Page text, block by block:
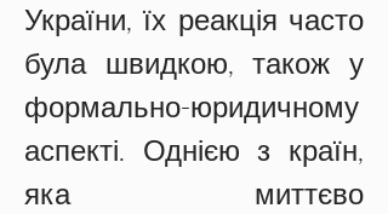
України, їх реакція часто
була швидкою, також у
формально-юридичному
аспекті. Однією з країн,
яка миттєво